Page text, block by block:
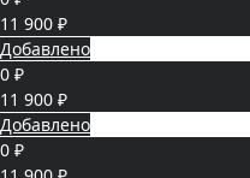
11 900 ₽
Добавлено
0 ₽
11 900 ₽
Добавлено
0 ₽